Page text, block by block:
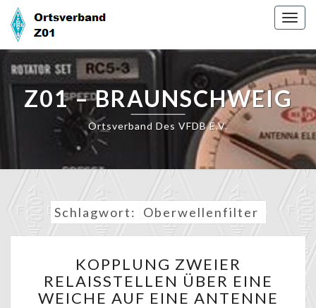
Skip
content
Z01 – BRAUNSCHWEIG
Ortsverband Des VFDB E.V.
Schlagwort: Oberwellenfilter
ZWEIER
RELAISSTELLEN
ÜBER
KOPPLUNG ZWEIER
RELAISSTELLEN ÜBER EINE
WEICHE AUF EINE ANTENNE